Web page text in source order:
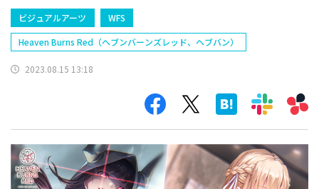
ビジュアルアーツ
WFS
Heaven Burns Red（ヘブンバーンズレッド、ヘブバン）
2023.08.15 13:18